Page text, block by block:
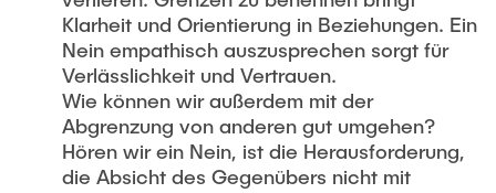
Klarheit und Orientierung in Beziehungen. Ein
Nein empathisch auszusprechen sorgt für
Verlässlichkeit und Vertrauen.
Wie können wir außerdem mit der
Abgrenzung von anderen gut umgehen?
Hören wir ein Nein, ist die Herausforderung,
die Absicht des Gegenübers nicht mit